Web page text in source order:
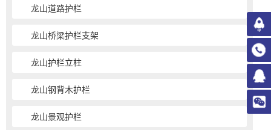
龙山道路护栏
龙山桥梁护栏支架
龙山护栏立柱
龙山钢背木护栏
龙山景观护栏